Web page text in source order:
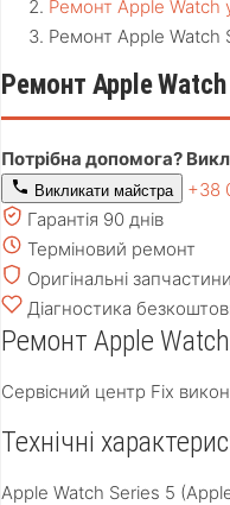
Ремонт Apple Watch
Ремонт Apple Watch
Ремонт Apple
Потрібна допомога?
Викликати майстра
+38
Гарантія 90 днів
Терміновий ремонт
Оригінальні запчастини
Діагностика
Ремонт Apple
Сервісний центр Fix
Технічні
Apple Watch Series 5